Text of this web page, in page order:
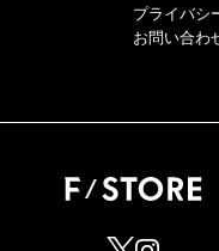
プライバシ
お問い合わ